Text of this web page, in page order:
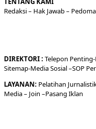
Redaksi– Hak Jawab –
DIREKTORI: Telepon Penting-
Sitemap-Media Sosial –SOP
LAYANAN: Pelatihan
Media– Join –Pasang Iklan